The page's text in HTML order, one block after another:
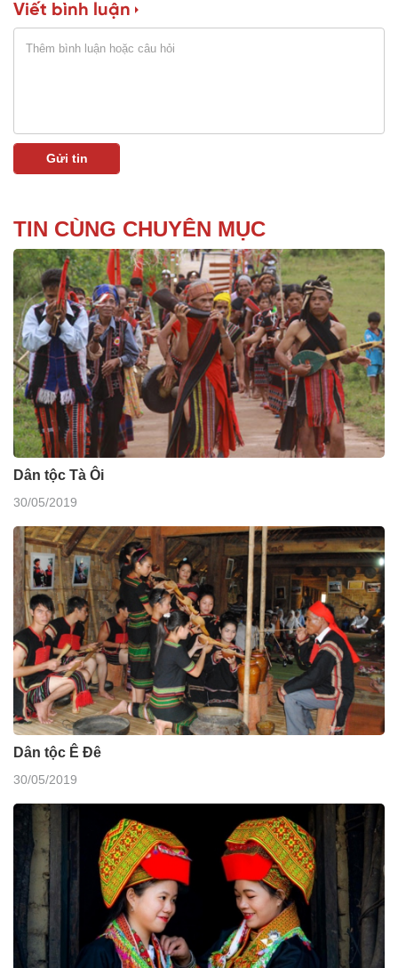
Viết bình luận
TIN CÙNG CHUYÊN MỤC
Dân tộc Tà Ôi
30/05/2019
Dân tộc Ê Đê
30/05/2019